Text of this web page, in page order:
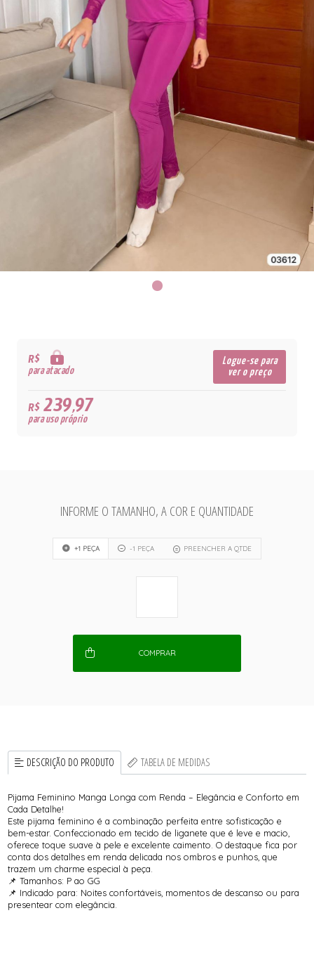
R$
para atacado
Logue-se para
ver o preço
R$239,97
para uso próprio
INFORME O TAMANHO, A COR E QUANTIDADE
+1 PEÇA -1 PEÇA PREENCHER A QTDE
COMPRAR
DESCRIÇÃO DO PRODUTO TABELA DE MEDIDAS
Pijama Feminino Manga Longa com Renda – Elegância e Conforto em
Cada Detalhe!
Este pijama feminino é a combinação perfeita entre sofisticação e
bem-estar. Confeccionado em tecido de liganete que é leve e macio,
oferece toque suave à pele e excelente caimento. O destaque fica por
conta dos detalhes em renda delicada nos ombros e punhos, que
trazem um charme especial à peça.
📌 Tamanhos: P ao GG
📌 Indicado para: Noites confortáveis, momentos de descanso ou para
presentear com elegância.